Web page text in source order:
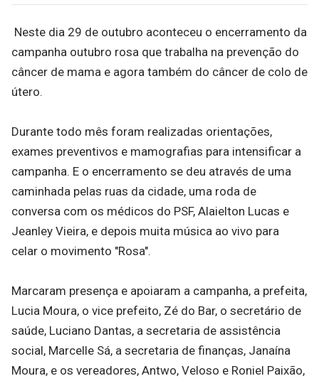
Neste dia 29 de outubro aconteceu o encerramento da
campanha outubro rosa que trabalha na prevenção do
câncer de mama e agora também do câncer de colo de
útero.
Durante todo mês foram realizadas orientações,
exames preventivos e mamografias para intensificar a
campanha. E o encerramento se deu através de uma
caminhada pelas ruas da cidade, uma roda de
conversa com os médicos do PSF, Alaielton Lucas e
Jeanley Vieira, e depois muita música ao vivo para
celar o movimento "Rosa".
Marcaram presença e apoiaram a campanha, a prefeita,
Lucia Moura, o vice prefeito, Zé do Bar, o secretário de
saúde, Luciano Dantas, a secretaria de assistência
social, Marcelle Sá, a secretaria de finanças, Janaína
Moura, e os vereadores, Antwo, Veloso e Roniel Paixão,